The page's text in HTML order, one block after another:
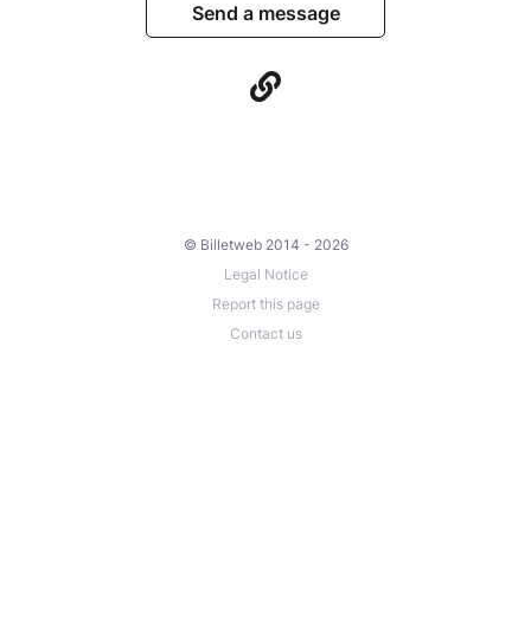
Send a message
© Billetweb 2014 - 2026
Legal Notice
Report this page
Contact us